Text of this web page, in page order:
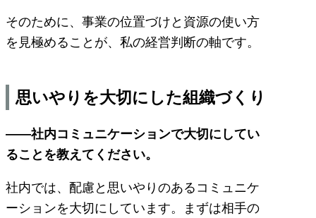
そのために、事業の位置づけと資源の使い方
を見極めることが、私の経営判断の軸です。
思いやりを大切にした組織づくり
――社内コミュニケーションで大切にしてい
ることを教えてください。
社内では、配慮と思いやりのあるコミュニケ
ーションを大切にしています。まずは相手の